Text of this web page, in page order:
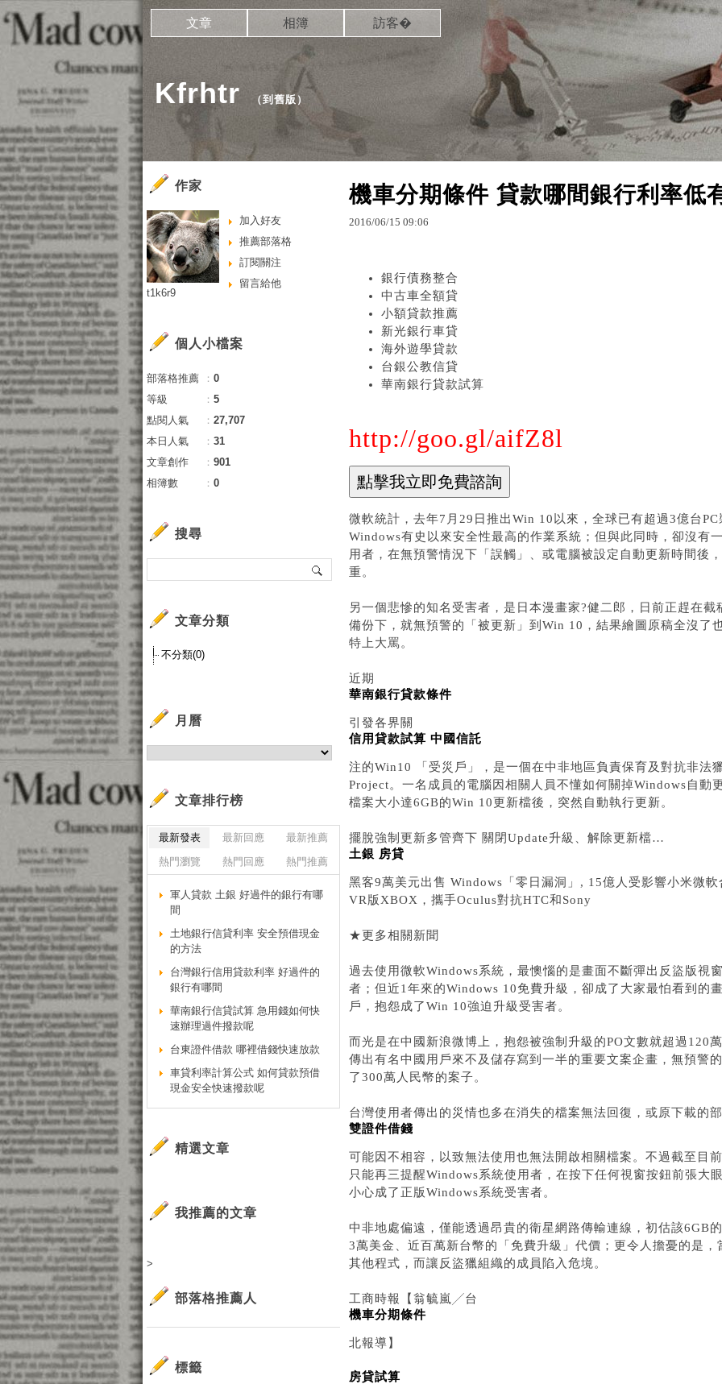
Kfrhtr （到舊版 ）
文章 相簿 訪客�
機車分期條件 貸款哪間銀行利率低
2016/06/15 09:06
銀行債務整合
中古車全額貸
小額貸款推薦
新光銀行車貸
海外遊學貸款
台銀公教信貸
華南銀行貸款試算
http://goo.gl/aifZ8l
微軟統計，去年7月29日推出Win 10以來，全球已有超過3億台
Windows有史以來安全性最高的作業系統；但與此同時，卻沒有
用者，在無預警情況下「誤觸」、或電腦被設定自動更新時間後
重。
另一個悲慘的知名受害者，是日本漫畫家?健二郎，日前正趕在
備份下，就無預警的「被更新」到Win 10，結果繪圖原稿全沒了
特上大罵。
近期
華南銀行貸款條件
引發各界關
信用貸款試算 中國信託
注的Win10 「受災戶」，是一個在中非地區負責保育及對抗非法
Project。一名成員的電腦因相關人員不懂如何關掉Windows自動
檔案大小達6GB的Win 10更新檔後，突然自動執行更新。
擺脫強制更新多管齊下 關閉Update升級、解除更新檔…
土銀 房貸
黑客9萬美元出售 Windows「零日漏洞」, 15億人受影響小米微
VR版XBOX，攜手Oculus對抗HTC和Sony
★更多相關新聞
過去使用微軟Windows系統，最懊惱的是畫面不斷彈出反盜版視
者；但近1年來的Windows 10免費升級，卻成了大家最怕看到的
戶，抱怨成了Win 10強迫升級受害者。
而光是在中國新浪微博上，抱怨被強制升級的PO文數就超過120
傳出有名中國用戶來不及儲存寫到一半的重要文案企畫，無預警
了300萬人民幣的案子。
台灣使用者傳出的災情也多在消失的檔案無法回復，或原下載的
雙證件借錢
可能因不相容，以致無法使用也無法開啟相關檔案。不過截至目
只能再三提醒Windows系統使用者，在按下任何視窗按鈕前張大
小心成了正版Windows系統受害者。
中非地處偏遠，僅能透過昂貴的衛星網路傳輸連線，初估該6GB
3萬美金、近百萬新台幣的「免費升級」代價；更令人擔憂的是
其他程式，而讓反盜獵組織的成員陷入危境。
工商時報【翁毓嵐╱台
機車分期條件
北報導】
房貸試算
作家
加入好友
推薦部落格
訂閱關注
留言給他
t1k6r9
個人小檔案
部落格推薦 ： 0
等級
： 5
點閱人氣
： 27,707
本日人氣
： 31
文章創作
： 901
相簿數
： 0
搜尋
文章分類
不分類(0)
月曆
文章排行榜
最新發表 最新回應
最新推薦
熱門瀏覽
熱門回應 熱門推薦
軍人貸款 土銀 好過件的銀行有哪
間
土地銀行信貸利率 安全預借現金
的方法
台灣銀行信用貸款利率 好過件的
銀行有哪間
華南銀行信貸試算 急用錢如何快
速辦理過件撥款呢
台東證件借款 哪裡借錢快速放款
車貸利率計算公式 如何貸款預借
現金安全快速撥款呢
精選文章
我推薦的文章
>
部落格推薦人
標籤